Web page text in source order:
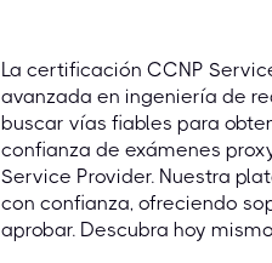
La certificación CCNP
avanzada en ingeniería de
buscar vías fiables para
confianza de exámenes
Service Provider. Nuestra
con confianza, ofreciendo
aprobar. Descubra hoy